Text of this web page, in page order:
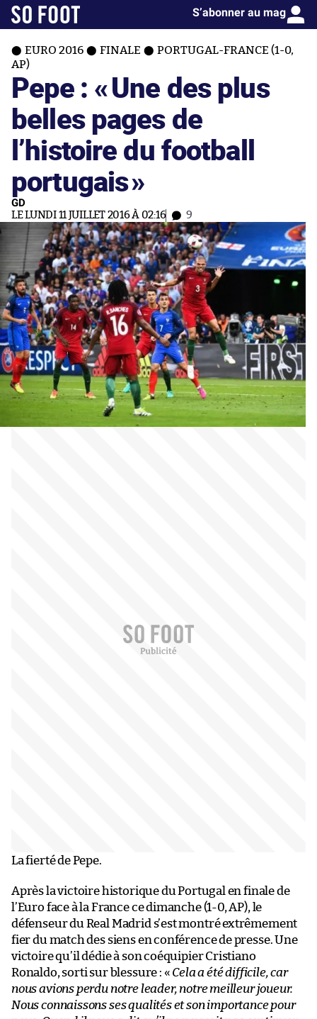
S’abonner au mag
EURO 2016 FINALE
PORTUGAL-FRANCE (1-0,
AP)
Pepe : «Une des plus
belles pages de
l’histoire du football
portugais»
GD
LE LUNDI 11 JUILLET 2016 À 02:16 9
La fierté de Pepe.
Après la victoire historique du Portugal en finale de
l’Euro face à la France ce dimanche (1-0, AP), le
défenseur du Real Madrid s’est montré extrêmement
fier du match des siens en conférence de presse. Une
victoire qu’il dédie à son coéquipier Cristiano
Ronaldo, sorti sur blessure : « Cela a été difficile, car
nous avions perdu notre leader, notre meilleur joueur.
Nous connaissons ses qualités et son importance pour